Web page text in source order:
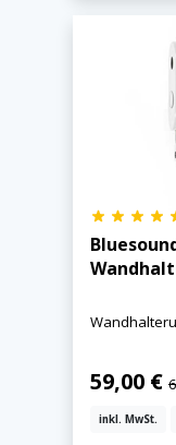
59,00 €
inkl. MwSt.